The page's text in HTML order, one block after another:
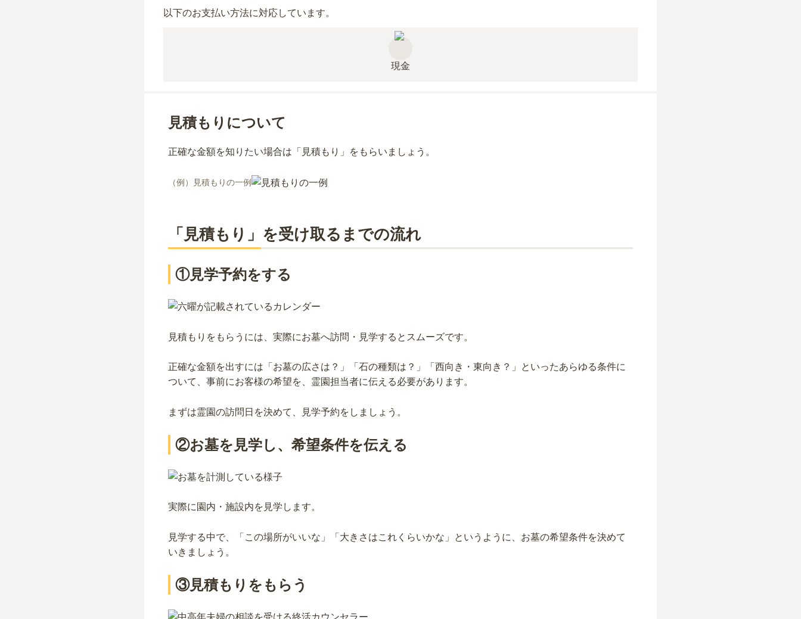
以下のお支払い方法に対応しています。
現金
見積もりについて
正確な金額を知りたい場合は「見積もり」をもらいましょう。
（例）見積もりの一例
「見積もり」を受け取るまでの流れ
①見学予約をする
見積もりをもらうには、実際にお墓へ訪問・見学するとスムーズです。
正確な金額を出すには「お墓の広さは？」「石の種類は？」「西向き・東向き？」といったあらゆる条件に
ついて、事前にお客様の希望を、霊園担当者に伝える必要があります。
まずは霊園の訪問日を決めて、見学予約をしましょう。
②お墓を見学し、希望条件を伝える
実際に園内・施設内を見学します。
見学する中で、「この場所がいいな」「大きさはこれくらいかな」というように、お墓の希望条件を決めて
いきましょう。
③見積もりをもらう